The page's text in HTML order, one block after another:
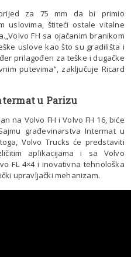
za 75 mm da bi primio
uslovima, štiteći ostale vitalne
FH sa ojačanim branikom
uslove kao što su gradilišta i
prilagođen za teške i dugačke
putevima“, zaključuje Ricard
u Parizu
na Volvo FH i Volvo FH 16, biće
građevinarstva Intermat u
Volvo Trucks će predstaviti
aplikacijama i sa Volvo
FL 4×4 i inovativna tehnološka
upravljački mehanizam.